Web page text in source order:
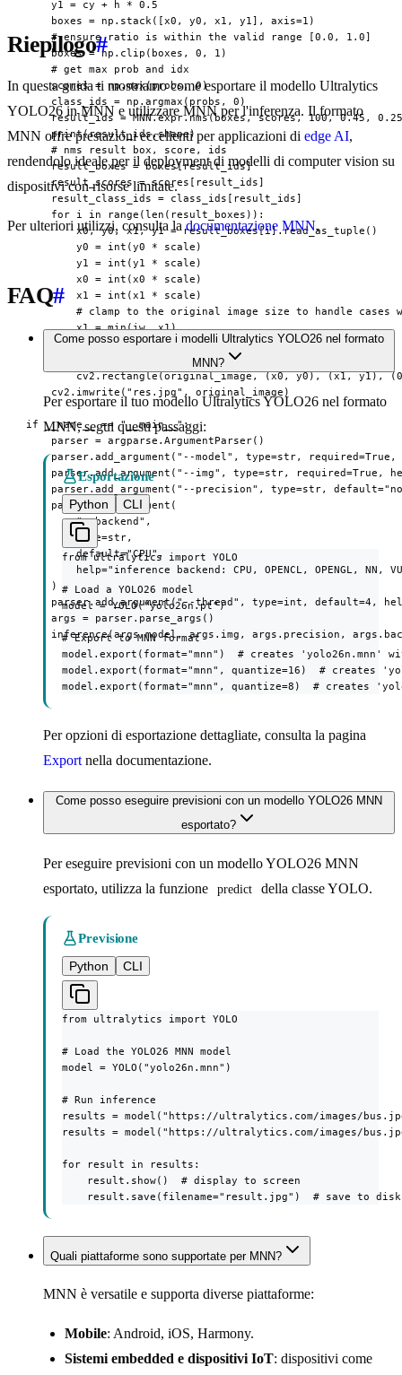
    y1 = cy + h * 0.5
    boxes = np.stack([x0, y0, x1, y1], axis=1)
    # ensure ratio is within the valid range [0.0, 1.0]
    boxes = np.clip(boxes, 0, 1)
    # get max prob and idx
    scores = np.max(probs, 0)
    class_ids = np.argmax(probs, 0)
result_ids = MNN.expr.nms(boxes, scores, 100, 0.45,
    print(result_ids.shape)
    # nms result box, score, ids
    result_boxes = boxes[result_ids]
    result_scores = scores[result_ids]
    result_class_ids = class_ids[result_ids]
    for i in range(len(result_boxes)):
        x0, y0, x1, y1 = result_boxes[i].read_as_tuple()
        y0 = int(y0 * scale)
        y1 = int(y1 * scale)
        x0 = int(x0 * scale)
        x1 = int(x1 * scale)
# clamp to the original image size to handle cases
        x1 = min(iw, x1)
        y1 = min(ih, y1)
        print(result_class_ids[i])
cv2.rectangle(original_image, (x0, y0), (x1, y1),
    cv2.imwrite("res.jpg", original_image)
if __name__ == "__main__":
    parser = argparse.ArgumentParser()
parser.add_argument("--model", type=str,
parser.add_argument("--img", type=str, required=True,
parser.add_argument("--precision", type=str,
    parser.add_argument(
        "--backend",
        type=str,
        default="CPU",
help="inference backend: CPU, OPENCL, OPENGL, NN,
    )
parser.add_argument("--thread", type=int, default=4,
    args = parser.parse_args()
inference(args.model, args.img, args.precision,
Riepilogo#
In questa guida ti mostriamo come esportare il modello Ultralytics
YOLO26 in MNN e utilizzare MNN per l'inferenza. Il formato
MNN offre prestazioni eccellenti per applicazioni di edge AI,
rendendolo ideale per il deployment di modelli di computer vision su
dispositivi con risorse limitate.
Per ulteriori utilizzi, consulta ladocumentazione MNN.
FAQ#
Come posso esportare i modelli Ultralytics YOLO26 nel formato
MNN?
Per esportare il tuo modello Ultralytics YOLO26 nel formato
MNN, segui questi passaggi:
Esportazione
Python
CLI
from ultralytics import YOLO
# Load a YOLO26 model
model = YOLO("yolo26n.pt")
# Export to MNN format
model.export(format="mnn")  # creates 'yolo26n.mnn'
model.export(format="mnn", quantize=16)  # creates
model.export(format="mnn", quantize=8)  # creates
Per opzioni di esportazione dettagliate, consulta la pagina
Export nella documentazione.
Come posso eseguire previsioni con un modello YOLO26 MNN
esportato?
Per eseguire previsioni con un modello YOLO26 MNN
esportato, utilizza la funzione
predict della classe YOLO.
Previsione
Python
CLI
from ultralytics import YOLO
# Load the YOLO26 MNN model
model = YOLO("yolo26n.mnn")
# Run inference
results = model("https://ultralytics.com/images/
results = model("https://ultralytics.com/images/
for result in results:
    result.show()  # display to screen
    result.save(filename="result.jpg")  # save to disk
Quali piattaforme sono supportate per MNN?
MNN è versatile e supporta diverse piattaforme:
Mobile: Android, iOS, Harmony.
Sistemi embedded e dispositivi IoT: dispositivi come